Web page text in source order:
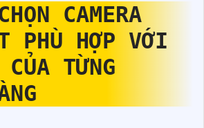
CAMERA
PHÙ HỢP VỚI
TỪNG